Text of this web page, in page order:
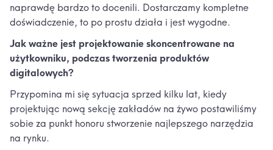
naprawdę bardzo to docenili. Dostarczamy kompletne
doświadczenie, to po prostu działa i jest wygodne.
Jak ważne jest projektowanie skoncentrowane na
użytkowniku, podczas tworzenia produktów
digitalowych?
Przypomina mi się sytuacja sprzed kilku lat, kiedy
projektując nową sekcję zakładów na żywo postawiliśmy
sobie za punkt honoru stworzenie najlepszego narzędzia
na rynku.